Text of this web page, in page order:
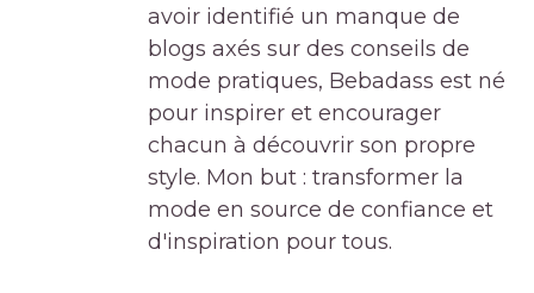
avoir identifié un manque de
blogs axés sur des conseils de
mode pratiques, Bebadass est né
pour inspirer et encourager
chacun à découvrir son propre
style. Mon but : transformer la
mode en source de confiance et
d'inspiration pour tous.